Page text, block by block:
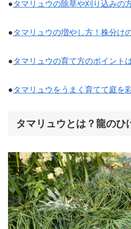
●タマリュウの除草や刈り込みの
●タマリュウの増やし方！株分け
●タマリュウの育て方のポイント
●タマリュウをうまく育てて庭を
タマリュウとは？龍のひ